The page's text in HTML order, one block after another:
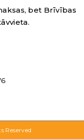
bet Brīvības
Reserved